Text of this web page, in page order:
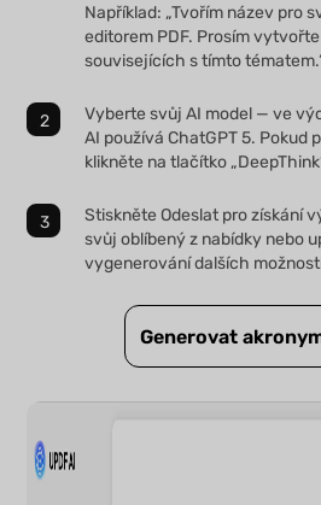
Například: „Tvořím název pro
editorem PDF. Prosím
souvisejících s tímto
Vyberte svůj AI model — ve
AI používá ChatGPT 5. Pokud
klikněte na tlačítko
Stiskněte Odeslat pro získání
svůj oblíbený z nabídky nebo
vygenerování dalších
Generovat